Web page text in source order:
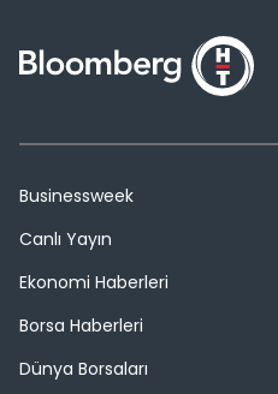
Businessweek
Canlı Yayın
Ekonomi Haberleri
Borsa Haberleri
Dünya Borsaları